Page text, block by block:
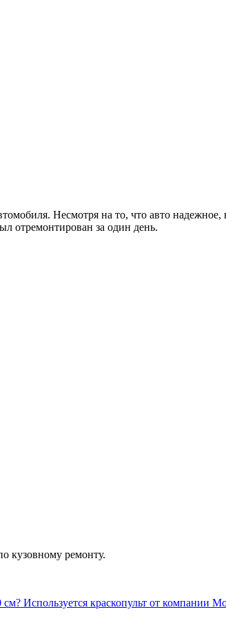
Несмотря на то, что авто
отремонтирован за один день.
кузовному ремонту.
Используется краскопульт от компании